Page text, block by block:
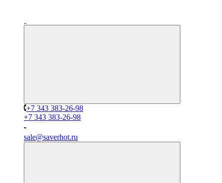
+7 343 383-26-98
+7 343 383-26-98
sale@saverhot.ru